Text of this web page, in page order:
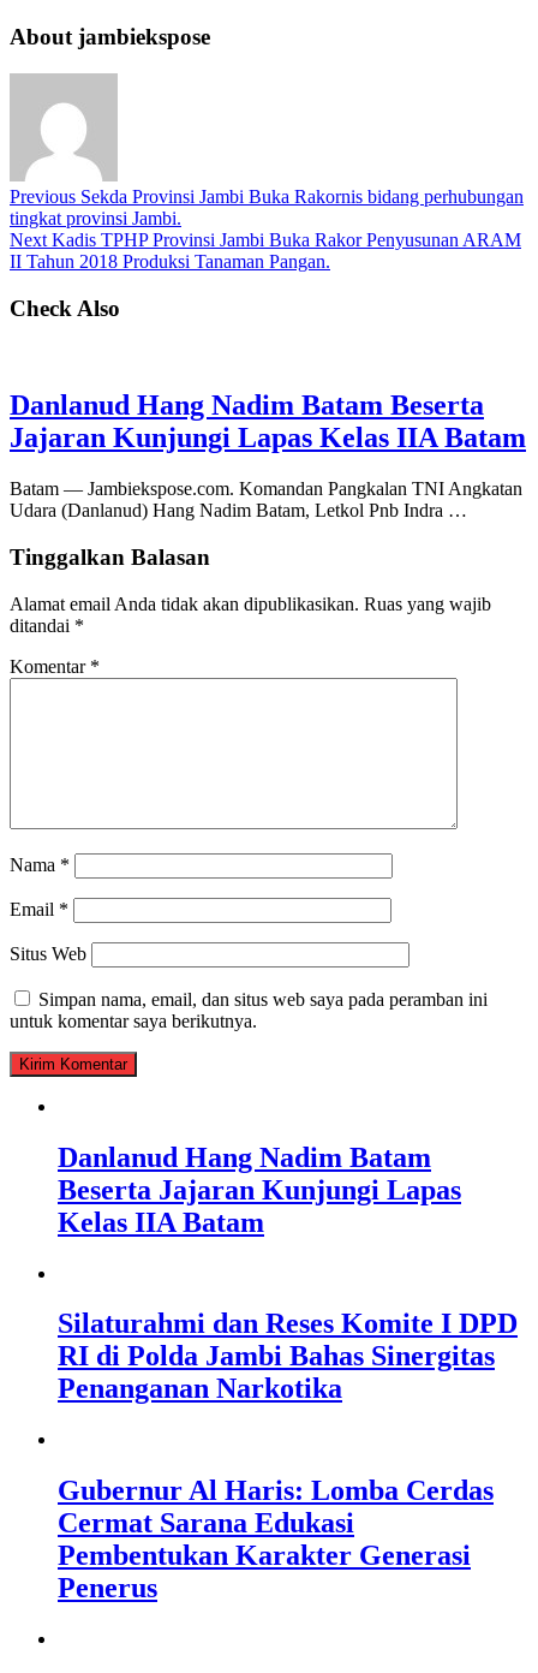
About jambiekspose
Previous Sekda Provinsi Jambi Buka Rakornis bidang perhubungan
tingkat provinsi Jambi.
Next Kadis TPHP Provinsi Jambi Buka Rakor Penyusunan ARAM
II Tahun 2018 Produksi Tanaman Pangan.
Check Also
Danlanud Hang Nadim Batam Beserta
Jajaran Kunjungi Lapas Kelas IIA Batam
Batam — Jambiekspose.com. Komandan Pangkalan TNI Angkatan
Udara (Danlanud) Hang Nadim Batam, Letkol Pnb Indra …
Tinggalkan Balasan
Alamat email Anda tidak akan dipublikasikan. Ruas yang wajib
ditandai *
Komentar *
Nama *
Email *
Situs Web
Simpan nama, email, dan situs web saya pada peramban ini
untuk komentar saya berikutnya.
Danlanud Hang Nadim Batam
Beserta Jajaran Kunjungi Lapas
Kelas IIA Batam
Silaturahmi dan Reses Komite I DPD
RI di Polda Jambi Bahas Sinergitas
Penanganan Narkotika
Gubernur Al Haris: Lomba Cerdas
Cermat Sarana Edukasi
Pembentukan Karakter Generasi
Penerus